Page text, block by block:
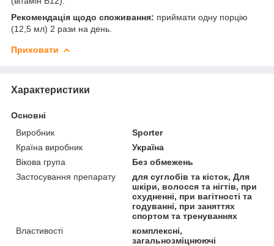
Рекомендація щодо споживання: приймати одну порцію
(12,5 мл) 2 рази на день.
Приховати
Характеристики
Основні
Виробник
Sporter
Країна виробник
Україна
Вікова група
Без обмежень
Застосування препарату
для суглобів та кісток, Для
шкіри, волосся та нігтів, при
схудненні, при вагітності та
годуванні, при заняттях
спортом та тренуваннях
Властивості
комплексні,
загальнозміцнюючі